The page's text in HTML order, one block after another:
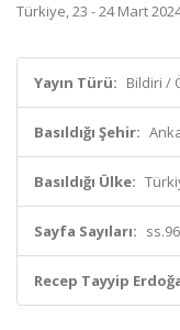
Türkiye, 23 - 24 Mart
Yayın Türü: Bildiri /
Basıldığı Şehir:
Basıldığı Ülke:
Sayfa Sayıları:
Recep Tayyip